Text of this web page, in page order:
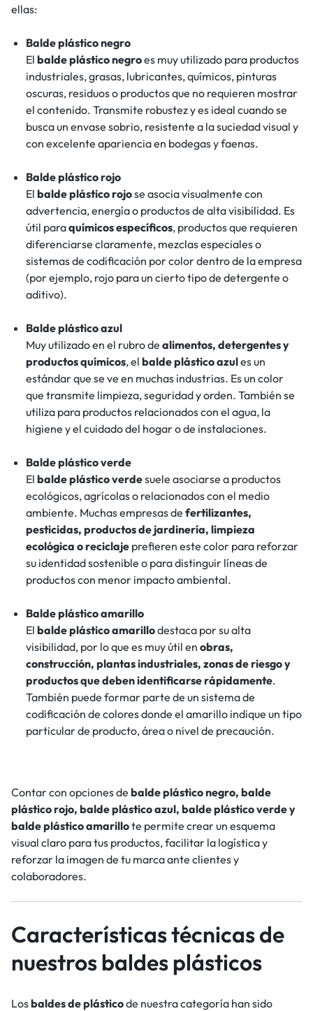
ellas:
Balde plástico negro
El balde plástico negroes muy utilizado para productos
industriales, grasas, lubricantes, químicos, pinturas
oscuras, residuos o productos que no requieren mostrar
el contenido. Transmite robustez y es ideal cuando se
busca un envase sobrio, resistente a la suciedad visual y
con excelente apariencia en bodegas y faenas.
Balde plástico rojo
El balde plástico rojose asocia visualmente con
advertencia, energía o productos de alta visibilidad. Es
útil paraquímicos específicos, productos que requieren
diferenciarse claramente, mezclas especiales o
sistemas de codificación por color dentro de la empresa
(por ejemplo, rojo para un cierto tipo de detergente o
aditivo).
Balde plástico azul
Muy utilizado en el rubro de alimentos, detergentes y
productos químicos, el balde plástico azules un
estándar que se ve en muchas industrias. Es un color
que transmite limpieza, seguridad y orden. También se
utiliza para productos relacionados con el agua, la
higiene y el cuidado del hogar o de instalaciones.
Balde plástico verde
El balde plástico verdesuele asociarse a productos
ecológicos, agrícolas o relacionados con el medio
ambiente. Muchas empresas de fertilizantes,
pesticidas, productos de jardinería, limpieza
ecológica o reciclajeprefieren este color para reforzar
su identidad sostenible o para distinguir líneas de
productos con menor impacto ambiental.
Balde plástico amarillo
El balde plástico amarillodestaca por su alta
visibilidad, por lo que es muy útil en obras,
construcción, plantas industriales, zonas de riesgo y
productos que deben identificarse rápidamente.
También puede formar parte de un sistema de
codificación de colores donde el amarillo indique un tipo
particular de producto, área o nivel de precaución.
Contar con opciones de balde plástico negro, balde
plástico rojo, balde plástico azul, balde plástico verde y
balde plástico amarillote permite crear un esquema
visual claro para tus productos, facilitar la logística y
reforzar la imagen de tu marca ante clientes y
colaboradores.
Características técnicas de
nuestros baldes plásticos
Losbaldes de plásticode nuestra categoría han sido